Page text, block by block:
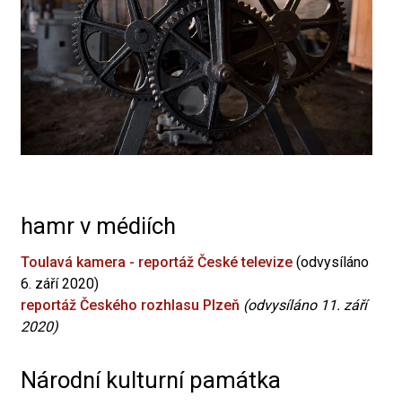
hamr v médiích
Toulavá kamera - reportáž České televize (odvysíláno
6. září 2020)
reportáž Českého rozhlasu Plzeň (odvysíláno 11. září
2020)
Národní kulturní památka